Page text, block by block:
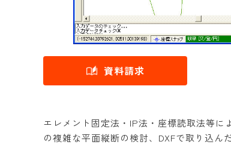
資料請求
エレメント固定法・IP法・座標読取法等
の複雑な平面縦断の検討、DXFで取り込ん